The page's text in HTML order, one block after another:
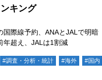
キング
国際線予約、ANAとJALで明暗
年超え、JALは1割減
#調査・分析・統計 #海外
#国内